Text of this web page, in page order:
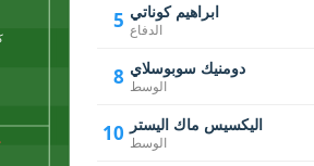
5 ابراهيم كوناتي
الدفاع
8 دومنيك سوبوسلاي
الوسط
10 اليكسيس ماك اليستر
الوسط